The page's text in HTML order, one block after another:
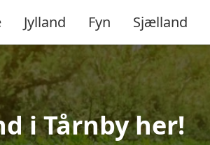
Jylland Fyn Sjælland
i Tårnby her!